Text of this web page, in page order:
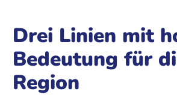
Drei Linien mit
Bedeutung für
Region